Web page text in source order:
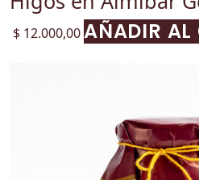
$ 12.000,00AÑADIR AL